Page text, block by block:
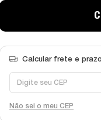
Não sei o meu CEP